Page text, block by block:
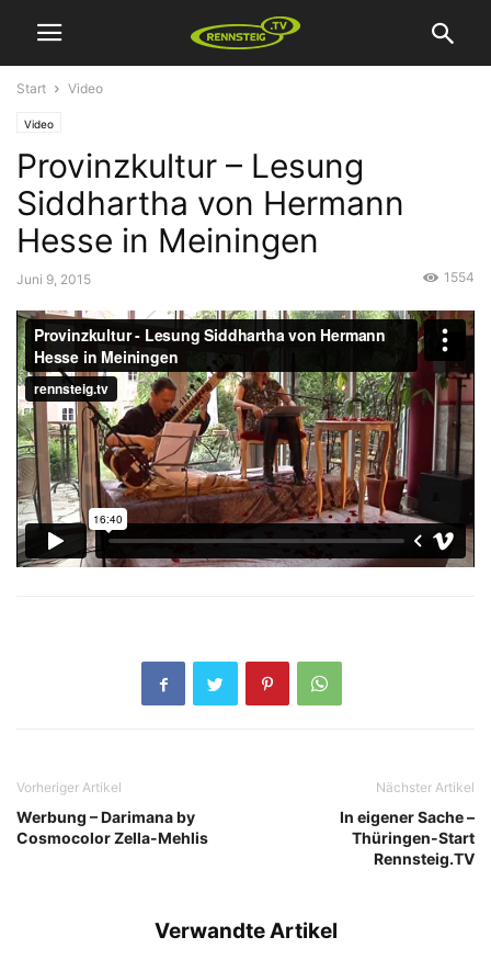
Start Video
Video
Provinzkultur – Lesung
Siddhartha von Hermann
Hesse in Meiningen
Juni 9, 2015 1554
Vorheriger Artikel
Werbung – Darimana by
Cosmocolor Zella-Mehlis
Nächster Artikel
In eigener Sache –
Thüringen-Start
Rennsteig.TV
Verwandte Artikel